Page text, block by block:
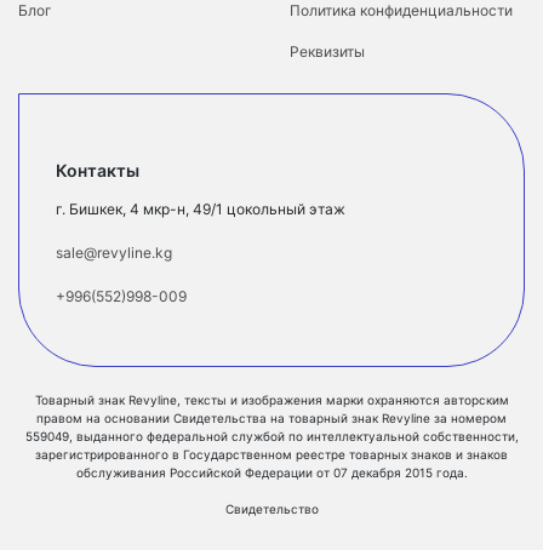
Блог Политика конфиденциальности
Реквизиты
Контакты
г. Бишкек, 4 мкр-н, 49/1 цокольный этаж
sale@revyline.kg
+996(552)998-009
Товарный знак Revyline, тексты и изображения марки охраняются авторским
правом на основании Свидетельства на товарный знак Revyline за номером
559049, выданного федеральной службой по интеллектуальной собственности,
зарегистрированного в Государственном реестре товарных знаков и знаков
обслуживания Российской Федерации от 07 декабря 2015 года.
Свидетельство